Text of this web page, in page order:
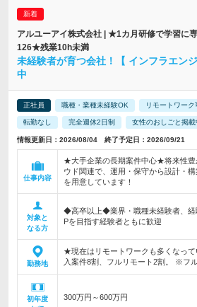
アルユーアイ株式会社 | ★1カ月研修で学習に
126★残業10h未満
未経験者が育つ会社！【 インフラエン
中
正社員 職種・業種未経験OK リモートワーク
転勤なし 完全週休2日制 女性のおしごと掲載
情報更新日：2026/08/04 終了予定日：2026/09/21
仕事内容
★大手企業の長期案件中心★将来性豊
ウド関連で、運用・保守から設計・
を用意しています！
対象と
なる方
◆高卒以上◆業界・職種未経験者、経
Pを目指す経験者ともに歓迎
勤務地
★現在はリモートワークも多くなっ
入案件8割、フルリモート2割。 ※フ
初年度
300万円～600万円